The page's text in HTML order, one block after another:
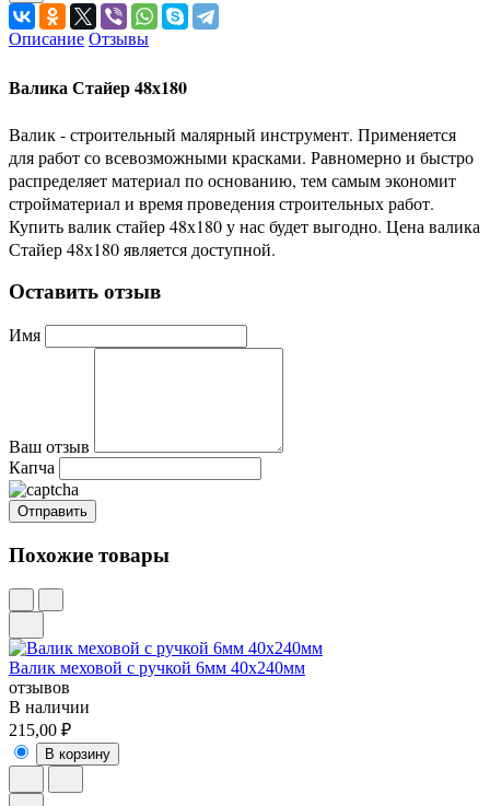
Описание Отзывы
Валика Стайер 48х180
Валик - строительный малярный инструмент. Применяется
для работ со всевозможными красками. Равномерно и быстро
распределяет материал по основанию, тем самым экономит
стройматериал и время проведения строительных работ.
Купить валик стайер 48х180 у нас будет выгодно. Цена валика
Стайер 48х180 является доступной.
Оставить отзыв
Имя
Ваш отзыв
Капча
Похожие товары
Валик меховой с ручкой 6мм 40х240мм
отзывов
В наличии
215,00 ₽
В корзину